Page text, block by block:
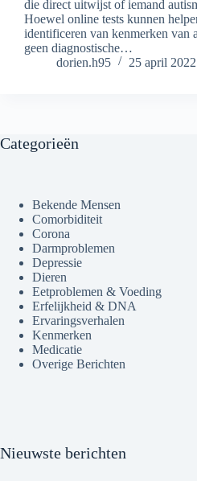
die direct uitwijst of iemand
Hoewel online tests kunnen
identificeren van kenmerken van
geen diagnostische…
dorien.h95
25 april 2022
Categorieën
Bekende Mensen
Comorbiditeit
Corona
Darmproblemen
Depressie
Dieren
Eetproblemen & Voeding
Erfelijkheid & DNA
Ervaringsverhalen
Kenmerken
Medicatie
Overige Berichten
Nieuwste berichten